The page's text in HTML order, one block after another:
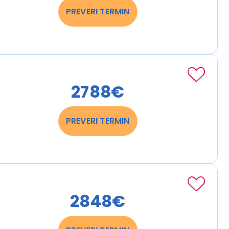
PREVERI TERMIN
2788€
PREVERI TERMIN
2848€